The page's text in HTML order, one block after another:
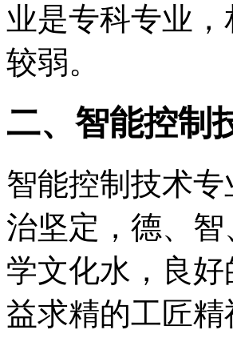
业是专科专业
较弱。
二、智能控制
智能控制技术
治坚定，德、
学文化水，良
益求精的工匠